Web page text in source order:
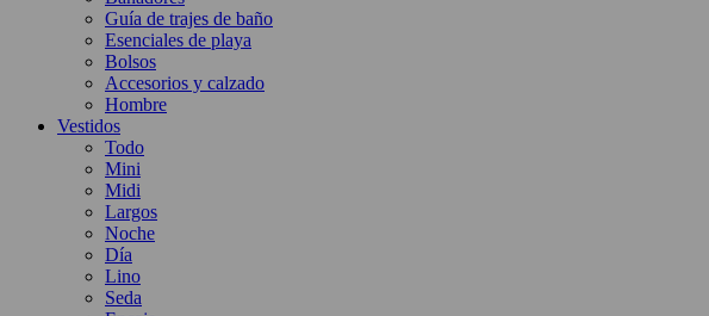
Guía de trajes de baño
Esenciales de playa
Bolsos
Accesorios y calzado
Hombre
Vestidos
Todo
Mini
Midi
Largos
Noche
Día
Lino
Seda